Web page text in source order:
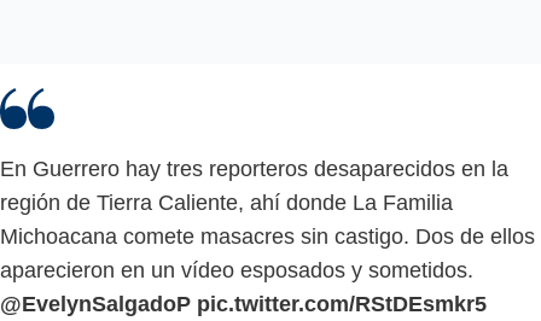
En Guerrero hay tres reporteros desaparecidos en la
región de Tierra Caliente, ahí donde La Familia
Michoacana comete masacres sin castigo. Dos de ellos
aparecieron en un vídeo esposados y sometidos.
@EvelynSalgadoP pic.twitter.com/RStDEsmkr5